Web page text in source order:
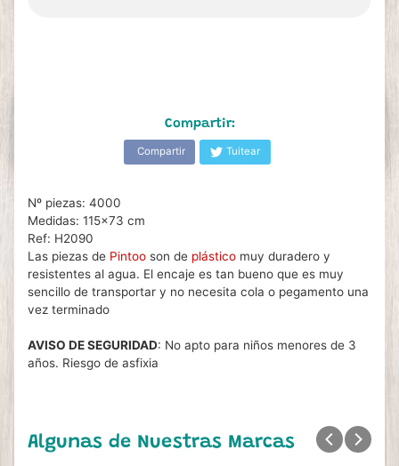
Compartir:
Compartir Tuitear
Nº piezas: 4000
Medidas: 115x73 cm
Ref: H2090
Las piezas de Pintooson de plásticomuy duradero y
resistentes al agua. El encaje es tan bueno que es muy
sencillo de transportar y no necesita cola o pegamento una
vez terminado
AVISO DE SEGURIDAD: No apto para niños menores de 3
años. Riesgo de asfixia
Algunas de Nuestras Marcas